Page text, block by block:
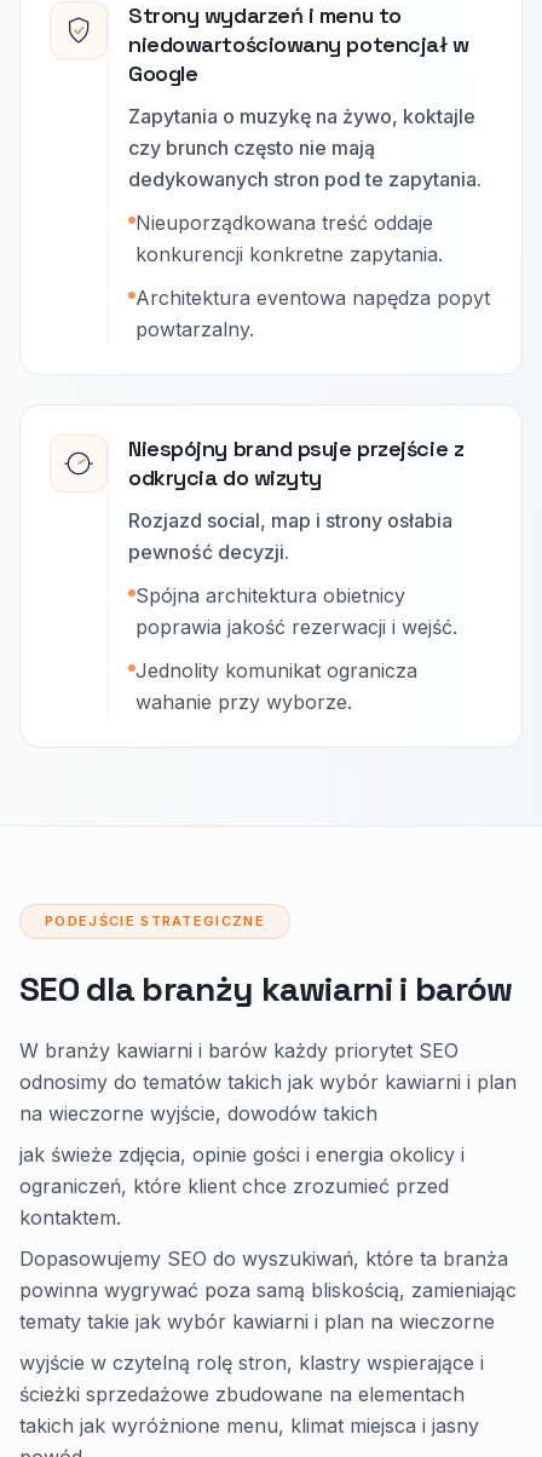
Strony wydarzeń i menu to
niedowartościowany potencjał w
Google
Zapytania o muzykę na żywo, koktajle
czy brunch często nie mają
dedykowanych stron pod te zapytania.
Nieuporządkowana treść oddaje
konkurencji konkretne zapytania.
Architektura eventowa napędza popyt
powtarzalny.
Niespójny brand psuje przejście z
odkrycia do wizyty
Rozjazd social, map i strony osłabia
pewność decyzji.
Spójna architektura obietnicy
poprawia jakość rezerwacji i wejść.
Jednolity komunikat ogranicza
wahanie przy wyborze.
PODEJŚCIE STRATEGICZNE
SEO dla branży kawiarni i barów
W branży kawiarni i barów każdy priorytet SEO
odnosimy do tematów takich jak wybór kawiarni i plan
na wieczorne wyjście, dowodów takich
jak świeże zdjęcia, opinie gości i energia okolicy i
ograniczeń, które klient chce zrozumieć przed
kontaktem.
Dopasowujemy SEO do wyszukiwań, które ta branża
powinna wygrywać poza samą bliskością, zamieniając
tematy takie jak wybór kawiarni i plan na wieczorne
wyjście w czytelną rolę stron, klastry wspierające i
ścieżki sprzedażowe zbudowane na elementach
takich jak wyróżnione menu, klimat miejsca i jasny